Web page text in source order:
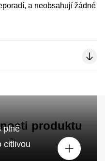
a neobsahují žádné
produktu
plně
citlivou